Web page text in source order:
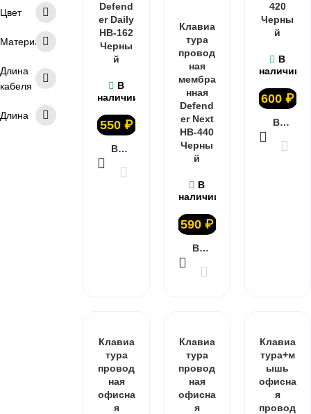
Цвет
Материал
Длина
кабеля
Длина
Defend
er Daily
HB-162
Черны
й
В
наличии
550 ₽
В КОРЗИНУ
Клавиа
тура
провод
ная
мембра
нная
Defend
er Next
HB-440
Черны
й
В
наличии
590 ₽
В КОРЗИНУ
420
Черны
й
В
наличии
600 ₽
В КОРЗИНУ
Клавиа
тура
провод
ная
офисна
я
Клавиа
тура
провод
ная
офисна
я
Клавиа
тура+м
ышь
офисна
я
провод